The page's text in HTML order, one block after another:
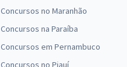
Concursos no Maranhão
Concursos na Paraíba
Concursos em Pernambuco
Concursos no Piauí